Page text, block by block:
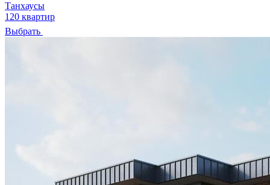
Танхаусы
120 квартир
Выбрать